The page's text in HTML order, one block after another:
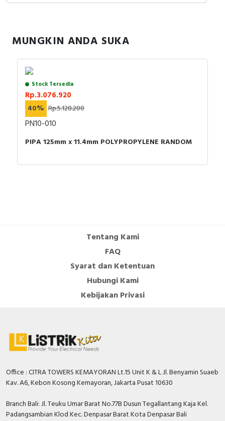
MUNGKIN ANDA SUKA
Stock Tersedia
Rp.3.076.920
40% Rp.5.128.200
PN10-010
PIPA 125mm x 11.4mm POLYPROPYLENE RANDOM
Tentang Kami
FAQ
Syarat dan Ketentuan
Hubungi Kami
Kebijakan Privasi
Office : CITRA TOWERS KEMAYORAN Lt.15 Unit K & L Jl. Benyamin Suaeb
Kav. A6, Kebon Kosong Kemayoran, Jakarta Pusat 10630
Branch Bali: Jl. Teuku Umar Barat No.77B Dusun Tegallantang Kaja Kel.
Padangsambian Klod Kec. Denpasar Barat Kota Denpasar Bali